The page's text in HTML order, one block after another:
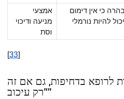
אמצעי
מניעה ודיכוי
וסת
כי אין דימום
להיות נורמלי
[33]
לרופא בדחיפות, גם אם זה
"רק עיכוב"